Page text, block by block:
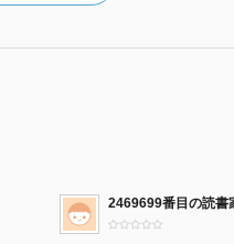
2469699番目の読書